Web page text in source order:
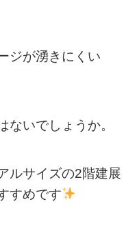
ジが湧きにくい
ないでしょうか。
ルサイズの2階建展
すめです